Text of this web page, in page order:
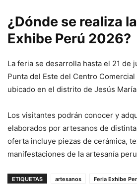
¿Dónde se realiza
Exhibe Perú 2026?
La feria se desarrolla hasta el 21 de
Punta del Este del Centro Comercial
ubicado en el distrito de Jesús
Los visitantes podrán conocer y
elaborados por artesanos de
oferta incluye piezas de cerámica,
manifestaciones de la artesanía
ETIQUETAS artesanos Feria Exhibe